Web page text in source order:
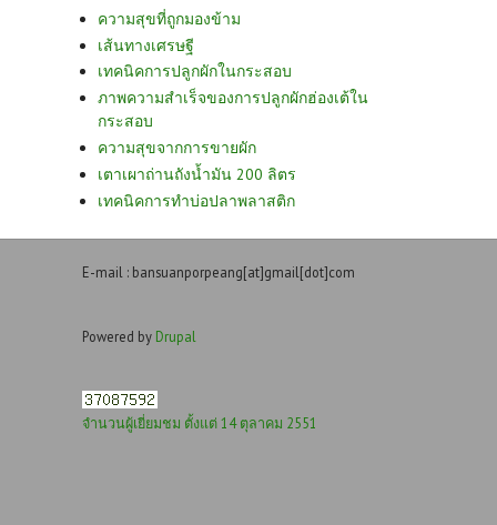
ความสุขที่ถูกมองข้าม
เส้นทางเศรษฐี
เทคนิคการปลูกผักในกระสอบ
ภาพความสำเร็จของการปลูกผักฮ่องเต้ใน
กระสอบ
ความสุขจากการขายผัก
เตาเผาถ่านถังน้ำมัน 200 ลิตร
เทคนิคการทำบ่อปลาพลาสติก
E-mail : bansuanporpeang[at]gmail[dot]com
Powered by Drupal
จำนวนผู้เยี่ยมชม ตั้งแต่ 14 ตุลาคม 2551